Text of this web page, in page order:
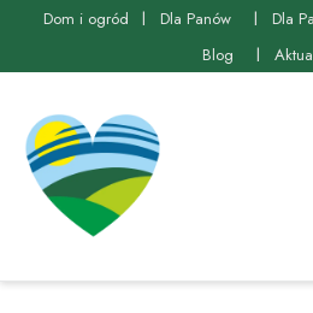
Dom i ogród Dla Panów Dla
Blog